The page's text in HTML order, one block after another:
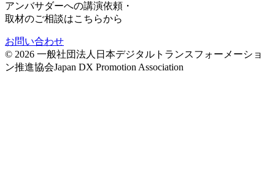
アンバサダーへの講演依頼・
取材のご相談はこちらから
お問い合わせ
© 2026 一般社団法人日本デジタルトランスフォーメーショ
ン推進協会Japan DX Promotion Association